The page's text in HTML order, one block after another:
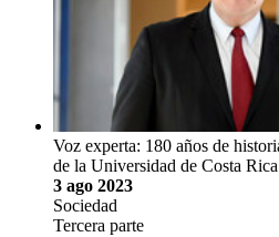
Voz experta: 180 años de
de la Universidad de Costa Rica
3 ago 2023
Sociedad
Tercera parte